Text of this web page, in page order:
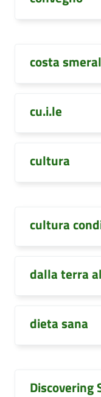
costa
cu.i.le
cultura
cultura
dalla terra
dieta sana
Discovering